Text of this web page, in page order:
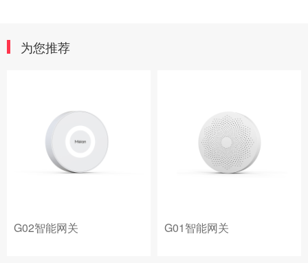
为您推荐
G02智能网关 G01智能网关